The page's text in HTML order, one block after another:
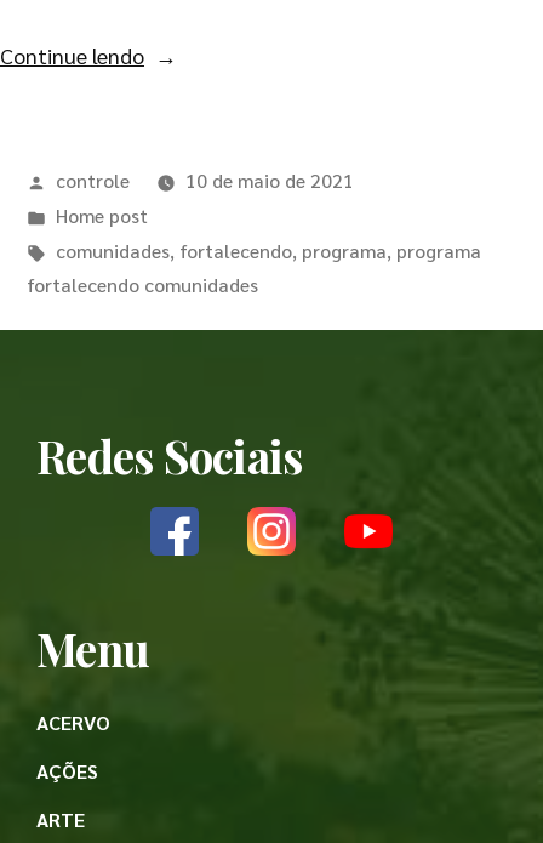
Continue lendo
controle
10 de maio de 2021
Home post
comunidades, fortalecendo, programa, programa
fortalecendo comunidades
Redes Sociais
Menu
ACERVO
AÇÕES
ARTE